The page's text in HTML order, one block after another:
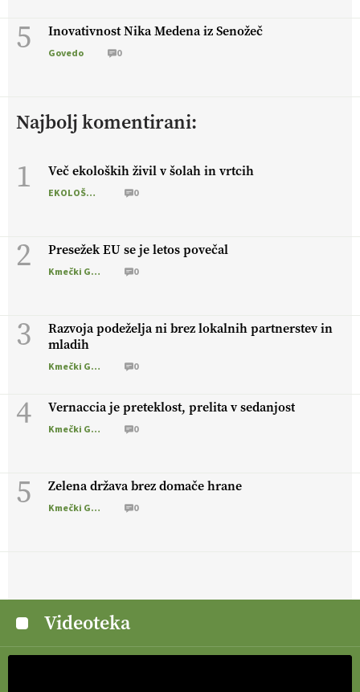
5 Inovativnost Nika Medena iz Senožeč
Govedo 0
Najbolj komentirani:
1 Več ekoloških živil v šolah in vrtcih
EKOLOŠKO LOGIČNO 0
2 Presežek EU se je letos povečal
Kmečki Glas 0
3
Razvoja podeželja ni brez lokalnih partnerstev in
mladih
Kmečki Glas 0
4 Vernaccia je preteklost, prelita v sedanjost
Kmečki Glas 0
5 Zelena država brez domače hrane
Kmečki Glas 0
Videoteka